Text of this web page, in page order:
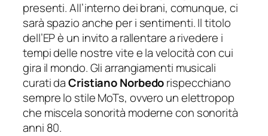
presenti. All’interno dei brani, comunque, ci
sarà spazio anche per i sentimenti. Il titolo
dell’EP è un invito a rallentare a rivedere i
tempi delle nostre vite e la velocità con cui
gira il mondo. Gli arrangiamenti musicali
curati daCristiano Norbedorispecchiano
sempre lo stile MoTs, ovvero un elettropop
che miscela sonorità moderne con sonorità
anni 80.